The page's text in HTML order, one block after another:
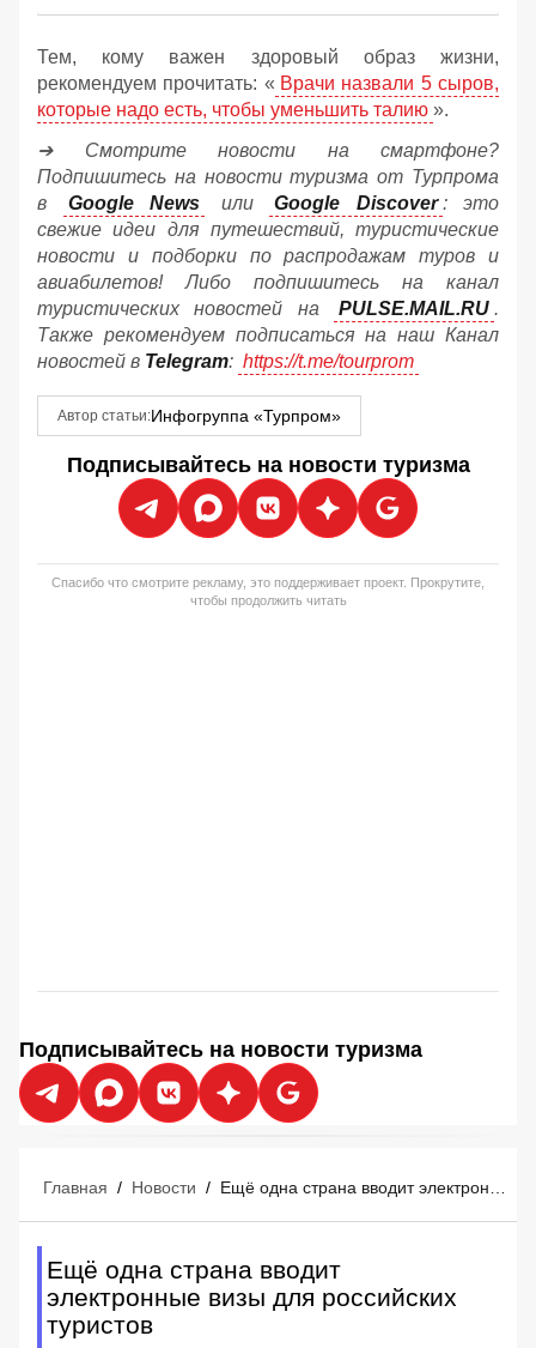
Тем, кому важен здоровый образ жизни,
рекомендуем прочитать: « Врачи назвали 5 сыров,
которые надо есть, чтобы уменьшить талию ».
➔ Смотрите новости на смартфоне?
Подпишитесь на новости туризма от Турпрома
в
Google News или Google Discover : это
свежие идеи для путешествий, туристические
новости и подборки по распродажам туров и
авиабилетов! Либо подпишитесь на канал
туристических новостей на
PULSE.MAIL.RU .
Также рекомендуем подписаться на наш Канал
новостей в Telegram: https://t.me/tourprom
Автор статьи:Инфогруппа «Турпром»
Подписывайтесь на новости туризма
Спасибо что смотрите рекламу, это поддерживает проект. Прокрутите,
чтобы продолжить читать
Подписывайтесь на новости туризма
Главная / Новости /
Ещё одна страна вводит
электронные визы для российских
туристов